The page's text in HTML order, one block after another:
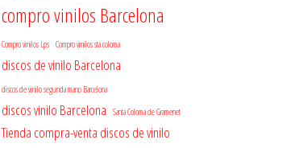
compro vinilos Barcelona
Compro vinilos Lps Compro vinilos sta coloma
discos de vinilo Barcelona
discos de vinilo segunda mano Barcelona
discos vinilo Barcelona Santa Coloma de Gramenet
Tienda compra-venta discos de vinilo